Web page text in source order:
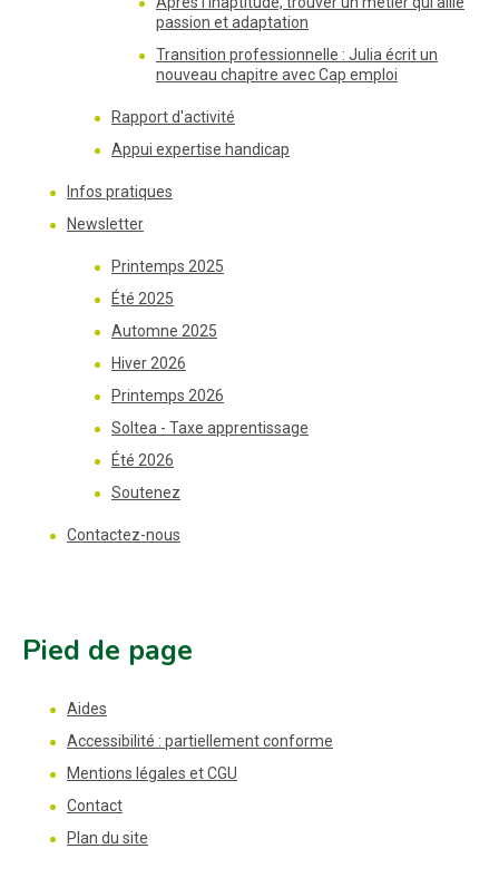
passion et adaptation
Transition professionnelle : Julia écrit un
nouveau chapitre avec Cap emploi
Rapport d'activité
Appui expertise handicap
Infos pratiques
Newsletter
Printemps 2025
Été 2025
Automne 2025
Hiver 2026
Printemps 2026
Soltea - Taxe apprentissage
Été 2026
Soutenez
Contactez-nous
Pied de page
Aides
Accessibilité : partiellement conforme
Mentions légales et CGU
Contact
Plan du site